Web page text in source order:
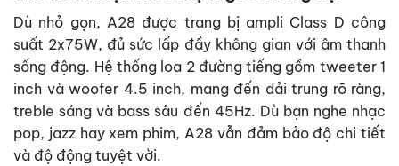
Dù nhỏ gọn, A28 được trang bị ampli Class D công
suất 2x75W, đủ sức lấp đầy không gian với âm thanh
sống động. Hệ thống loa 2 đường tiếng gồm tweeter 1
inch và woofer 4.5 inch, mang đến dải trung rõ ràng,
treble sáng và bass sâu đến 45Hz. Dù bạn nghe nhạc
pop, jazz hay xem phim, A28 vẫn đảm bảo độ chi tiết
và độ động tuyệt vời.